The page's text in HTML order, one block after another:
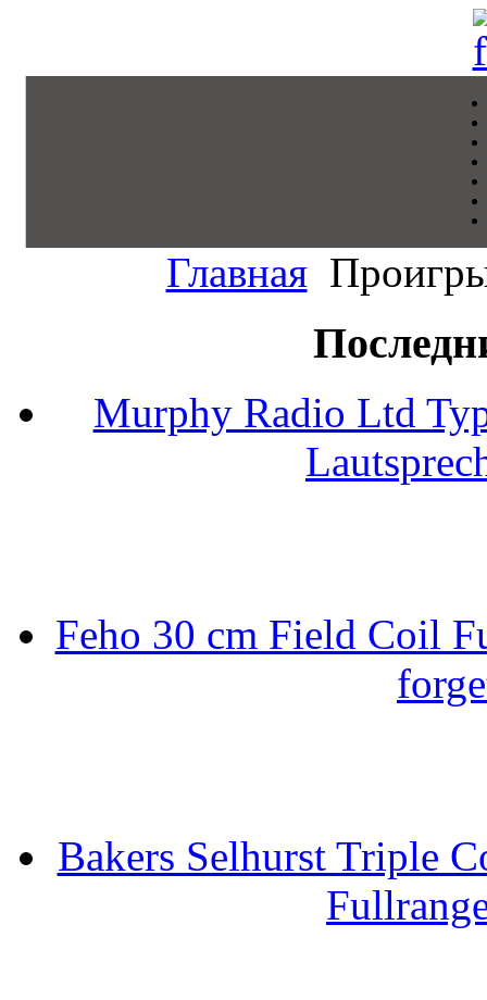
Главная
Murphy Radio Ltd
Feho 30 cm Field Coil
Bakers Selhurst Triple